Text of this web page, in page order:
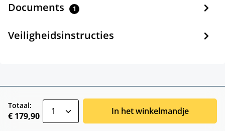
Documents 1
Veiligheidsinstructies
Totaal:
€ 179,90 In het winkelmandje